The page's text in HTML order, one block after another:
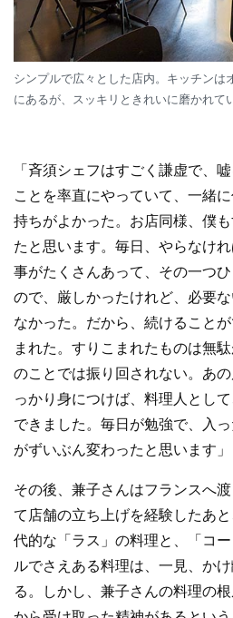
シンプルで広々とした店内。キッチンは
にあるが、スッキリときれいに磨かれて
「斉須シェフはすごく謙虚で、
ことを率直にやっていて、一緒
持ちがよかった。お店同様、僕
たと思います。毎日、やらなけ
事がたくさんあって、その一つ
ので、厳しかったけれど、必要
なかった。だから、続けること
まれた。すりこまれたものは無
のことでは振り回されない。あ
っかり身につけば、料理人とし
できました。毎日が勉強で、入
がずいぶん変わったと思います」
その後、兼子さんはフランスへ
て店舗の立ち上げを経験したあ
代的な「ラス」の料理と、「コ
ルでさえある料理は、一見、か
る。しかし、兼子さんの料理の